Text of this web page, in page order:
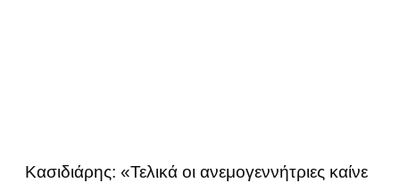
Κασιδιάρης: «Τελικά οι ανεμογεννήτριες καίνε